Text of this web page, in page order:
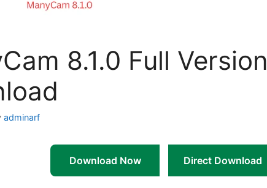
8.1.0 Full Version
adminarf
Download Now Direct Download